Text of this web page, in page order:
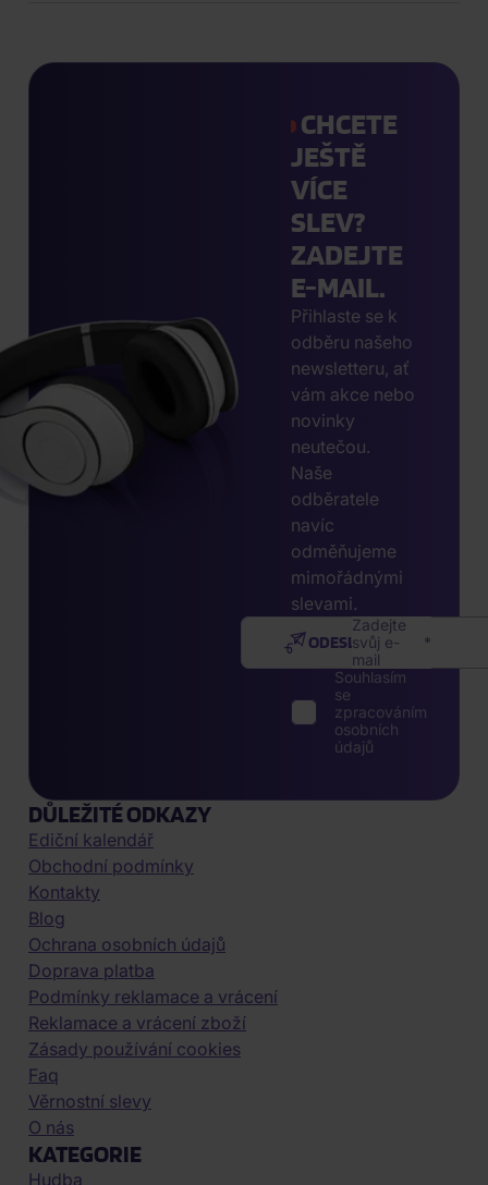
CHCETE
JEŠTĚ
VÍCE
SLEV?
ZADEJTE
E-MAIL.
Přihlaste se k
odběru našeho
newsletteru, ať
vám akce nebo
novinky
neutečou.
Naše
odběratele
navíc
odměňujeme
mimořádnými
slevami.
Zadejte
svůj e-
mail
ODESLAT
Souhlasím
se
zpracováním
osobních
údajů
DŮLEŽITÉ ODKAZY
Ediční kalendář
Obchodní podmínky
Kontakty
Blog
Ochrana osobních údajů
Doprava platba
Podmínky reklamace a vrácení
Reklamace a vrácení zboží
Zásady používání cookies
Faq
Věrnostní slevy
O nás
KATEGORIE
Hudba